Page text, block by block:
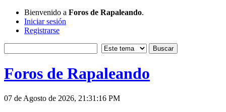
Bienvenido a Foros de Rapaleando.
Iniciar sesión
Registrarse
Foros de Rapaleando
07 de Agosto de 2026, 21:31:16 PM